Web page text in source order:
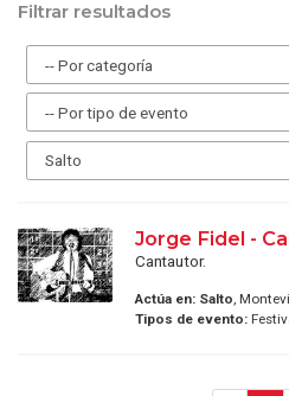
Filtrar resultados
Jorge Fidel -
Cantautor.
Actúa en: Salto,
Tipos de evento: